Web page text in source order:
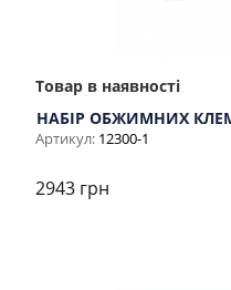
Товар в наявності
НАБІР ОБЖИМНИХ КЛЕМ
Артикул: 12300-1
2943 грн